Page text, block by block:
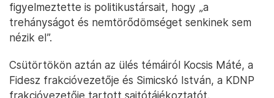
figyelmeztette is politikustársait, hogy „a
trehányságot és nemtörődömséget senkinek sem
nézik el”.
Csütörtökön aztán az ülés témáiról Kocsis Máté, a
Fidesz frakcióvezetője és Simicskó István, a KDNP
frakcióvezetője tartott sajtótájékoztatót.